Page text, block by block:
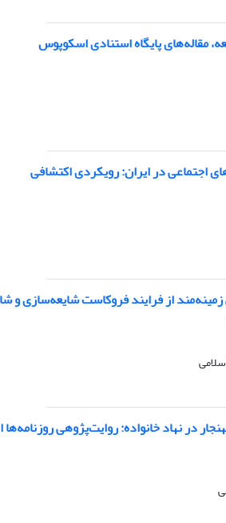
مقاله‌های پایگاه استنادی اسکوپوس
اجتماعی در ایران: رویکردی اکتشافی
از فرایند فروکاست شایعه‌سازی و
در نهاد خانواده: روایت‌پژوهی‌